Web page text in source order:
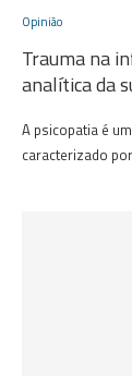
Opinião
Trauma na
analítica da
A psicopatia é
caracterizado